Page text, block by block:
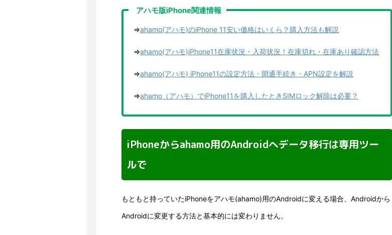
アハモ版iPhone関連情報
⇒ahamo(アハモ)のiPhone 11安い価格はいくら？購入方法も解説
⇒ahamo(アハモ)iPhone11在庫状況・入荷状況！在庫切れ・在庫あり確認方法
⇒ahamo(アハモ) iPhone11の設定方法・開通手続き・APN設定を解説
⇒ahamo（アハモ）でiPhone11を購入したときSIMロック解除は必要？
iPhoneからahamo用のAndroidへデータ移行は専用ツー
ルで
もともと持っていたiPhoneをアハモ(ahamo)用のAndroidに変える場合、Androidから
Androidに変更する方法と基本的には変わりません。